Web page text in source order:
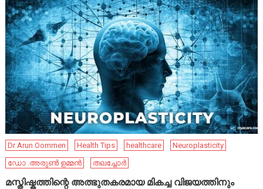
Dr Arun Oommen Health Tips healthcare
Neuroplasticity
ഡോ .അരുൺ ഉമ്മൻ
തലച്ചോർ
മസ്തിഷ്കത്തിന്റെ അത്ഭുതകരമായ മികച്ച വിജയത്തിനും